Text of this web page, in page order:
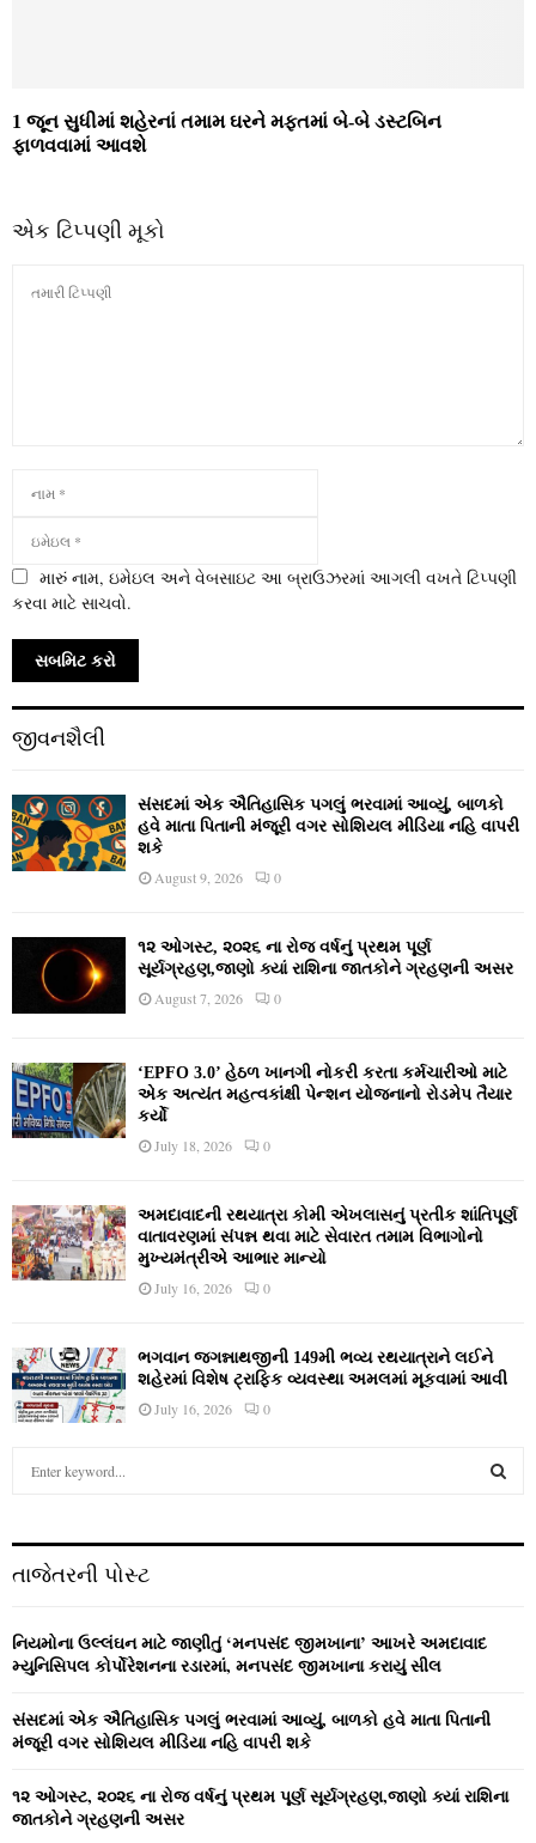
1 જૂન સુધીમાં શહેરનાં તમામ ઘરને મફતમાં બે-બે ડસ્ટબિન
ફાળવવામાં આવશે
એક ટિપ્પણી મૂકો
મારું નામ, ઇમેઇલ અને વેબસાઇટ આ બ્રાઉઝરમાં આગલી વખતે ટિપ્પણી
કરવા માટે સાચવો.
જીવનશૈલી
સંસદમાં એક ઐતિહાસિક પગલું ભરવામાં આવ્યું, બાળકો
હવે માતા પિતાની મંજૂરી વગર સોશિયલ મીડિયા નહિ વાપરી
શકે
August 9, 2026 0
૧૨ ઓગસ્ટ, ૨૦૨૬ ના રોજ વર્ષનું પ્રથમ પૂર્ણ
સૂર્યગ્રહણ,જાણો ક્યાં રાશિના જાતકોને ગ્રહણની અસર
August 7, 2026 0
‘EPFO 3.0’ હેઠળ ખાનગી નોકરી કરતા કર્મચારીઓ માટે
એક અત્યંત મહત્વકાંક્ષી પેન્શન યોજનાનો રોડમેપ તૈયાર
કર્યો
July 18, 2026 0
અમદાવાદની રથયાત્રા કોમી એખલાસનું પ્રતીક શાંતિપૂર્ણ
વાતાવરણમાં સંપન્ન થવા માટે સેવારત તમામ વિભાગોનો
મુખ્યમંત્રીએ આભાર માન્યો
July 16, 2026 0
ભગવાન જગન્નાથજીની 149મી ભવ્ય રથયાત્રાને લઈને
શહેરમાં વિશેષ ટ્રાફિક વ્યવસ્થા અમલમાં મૂકવામાં આવી
July 16, 2026 0
h
o
r
તાજેતરની પોસ્ટ
નિયમોના ઉલ્લંઘન માટે જાણીતું ‘મનપસંદ જીમખાના’ આખરે અમદાવાદ
મ્યુનિસિપલ કોર્પોરેશનના રડારમાં, મનપસંદ જીમખાના કરાયું સીલ
સંસદમાં એક ઐતિહાસિક પગલું ભરવામાં આવ્યું, બાળકો હવે માતા પિતાની
મંજૂરી વગર સોશિયલ મીડિયા નહિ વાપરી શકે
૧૨ ઓગસ્ટ, ૨૦૨૬ ના રોજ વર્ષનું પ્રથમ પૂર્ણ સૂર્યગ્રહણ,જાણો ક્યાં રાશિના
જાતકોને ગ્રહણની અસર